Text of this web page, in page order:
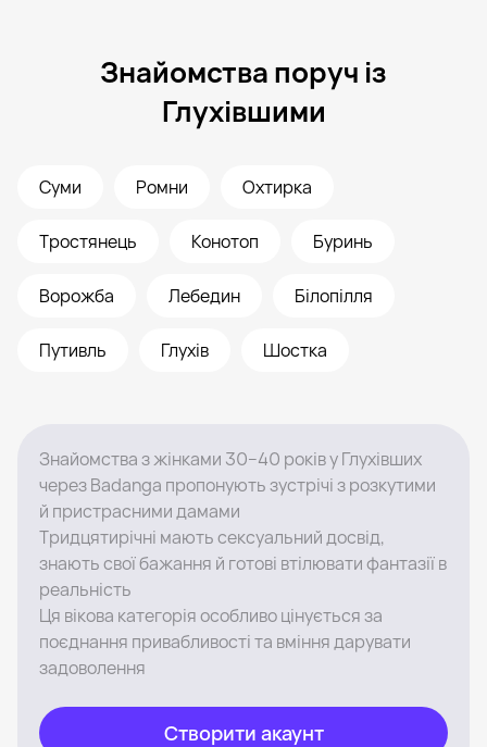
Знайомства поруч із
Глухівшими
Суми Ромни Охтирка
Тростянець Конотоп Буринь
Ворожба Лебедин Білопілля
Путивль Глухів Шостка
Знайомства з жінками 30–40 років у Глухівших
через Badanga пропонують зустрічі з розкутими
й пристрасними дамами
Тридцятирічні мають сексуальний досвід,
знають свої бажання й готові втілювати фантазії в
реальність
Ця вікова категорія особливо цінується за
поєднання привабливості та вміння дарувати
задоволення
Створити акаунт